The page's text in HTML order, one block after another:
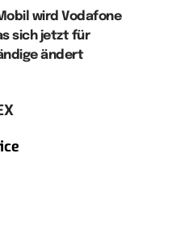
wird Vodafone
sich jetzt für
ändert